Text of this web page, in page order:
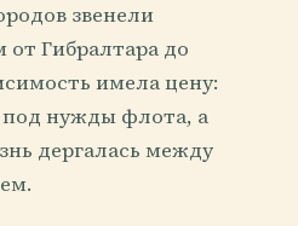
звенели
Гибралтара до
имела цену:
под нужды флота, а
дергалась между